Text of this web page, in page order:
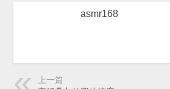
asmr168
上一篇